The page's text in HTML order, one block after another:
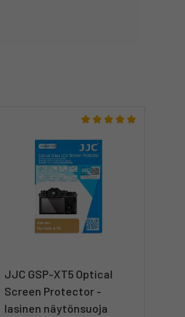
JJC GSP-XT5 Optical
Screen Protector -
lasinen näytönsuoja